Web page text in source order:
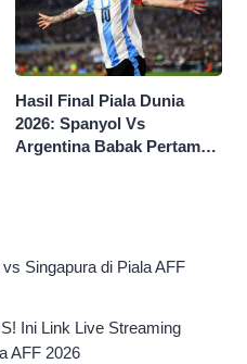
Hasil Final Piala Dunia
2026: Spanyol Vs
Argentina Babak Pertama
Singapura di Piala AFF
Ini Link Live Streaming
AFF 2026